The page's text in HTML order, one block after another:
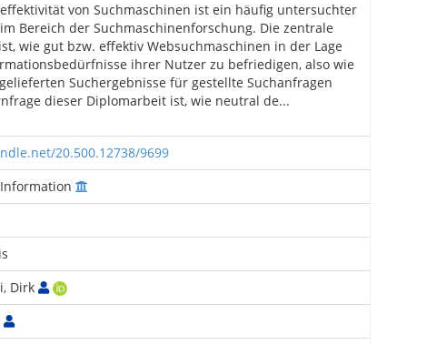
von Suchmaschinen ist ein häufig untersuchter
Bereich der Suchmaschinenforschung. Die zentrale
wie gut bzw. effektiv Websuchmaschinen in der Lage
ihrer Nutzer zu befriedigen, also wie
Suchergebnisse für gestellte Suchanfragen
dieser Diplomarbeit ist, wie neutral de...
20.500.12738/9699
Dirk